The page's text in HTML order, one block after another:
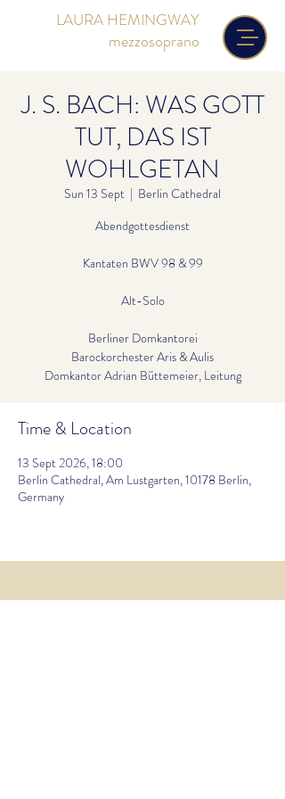
LAURA HEMINGWAY
mezzosoprano
J. S. BACH: WAS GOTT
TUT, DAS IST
WOHLGETAN
Sun 13 Sept
  |
Berlin Cathedral
Abendgottesdienst
Kantaten BWV 98 & 99
Alt-Solo
Berliner Domkantorei
Barockorchester Aris & Aulis
Domkantor Adrian Büttemeier, Leitung
Time & Location
13 Sept 2026, 18:00
Berlin Cathedral, Am Lustgarten, 10178 Berlin,
Germany